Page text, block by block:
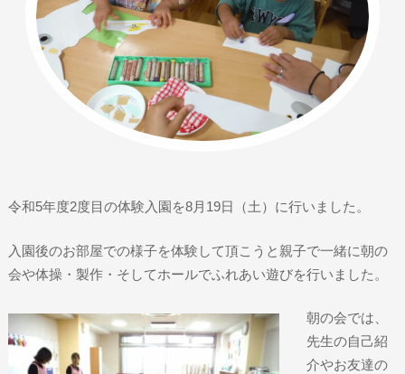
令和5年度2度目の体験入園を8月19日（土）に行いました。
入園後のお部屋での様子を体験して頂こうと親子で一緒に朝の
会や体操・製作・そしてホールでふれあい遊びを行いました。
朝の会では、
先生の自己紹
介やお友達の